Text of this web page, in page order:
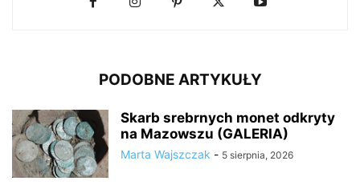
PODOBNE ARTYKUŁY
Skarb srebrnych monet odkryty
na Mazowszu (GALERIA)
Marta Wajszczak - 5 sierpnia, 2026